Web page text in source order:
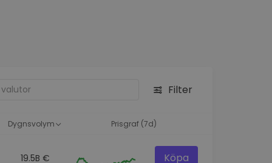
Filter
Dygnsvolym Prisgraf (7d)
19.5B € Köpa